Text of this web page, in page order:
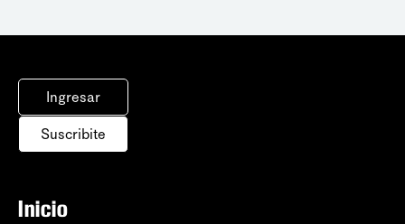
Ingresar
Suscribite
Inicio